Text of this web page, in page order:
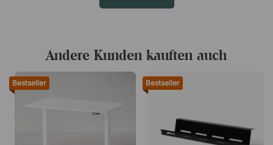
Andere Kunden kauften auch
Bestseller Bestseller